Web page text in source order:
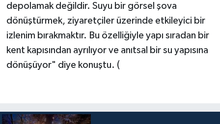
depolamak değildir. Suyu bir görsel şova
dönüştürmek, ziyaretçiler üzerinde etkileyici bir
izlenim bırakmaktır. Bu özelliğiyle yapı sıradan bir
kent kapısından ayrılıyor ve anıtsal bir su yapısına
dönüşüyor" diye konuştu. (